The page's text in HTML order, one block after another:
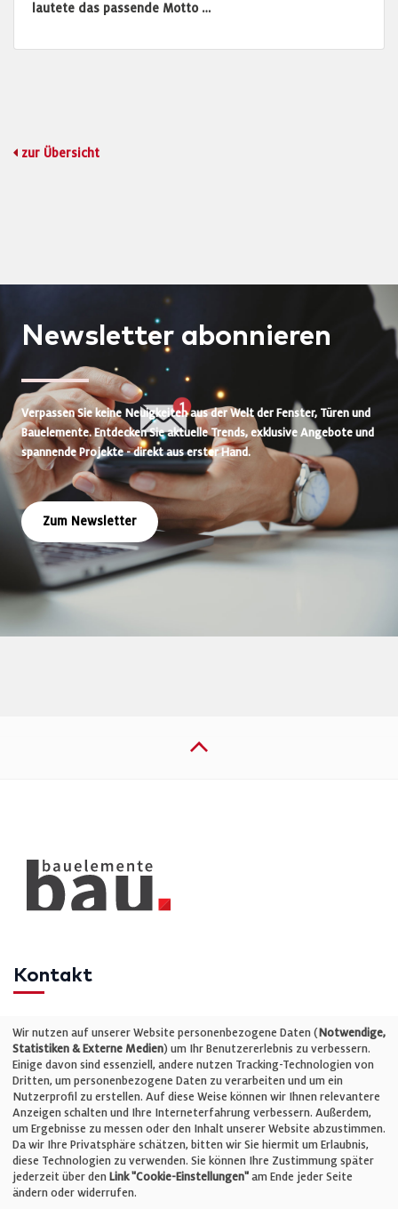
lautete das passende Motto …
zur Übersicht
Newsletter abonnieren
Verpassen Sie keine Neuigkeiten aus der Welt der Fenster, Türen und
Bauelemente. Entdecken Sie aktuelle Trends, exklusive Angebote und
spannende Projekte - direkt aus erster Hand.
Zum Newsletter
Kontakt
Telefon: +49 (0)711 2585563-0
E-Mail:info@bauelemente-bau.eu
Unternehmen
Impressum
Wir nutzen auf unserer Website personenbezogene Daten (Notwendige,
Statistiken & Externe Medien) um Ihr Benutzererlebnis zu verbessern.
Einige davon sind essenziell, andere nutzen Tracking-Technologien von
Dritten, um personenbezogene Daten zu verarbeiten und um ein
Nutzerprofil zu erstellen. Auf diese Weise können wir Ihnen relevantere
Anzeigen schalten und Ihre Interneterfahrung verbessern. Außerdem,
um Ergebnisse zu messen oder den Inhalt unserer Website abzustimmen.
Da wir Ihre Privatsphäre schätzen, bitten wir Sie hiermit um Erlaubnis,
diese Technologien zu verwenden. Sie können Ihre Zustimmung später
jederzeit über den Link "Cookie-Einstellungen" am Ende jeder Seite
ändern oder widerrufen.